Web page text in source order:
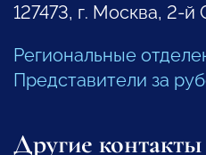
127473, г. Москва, 2-й
Региональные
Представители за
Другие контакты